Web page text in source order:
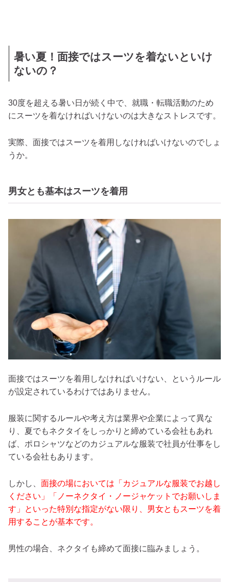
暑い夏！面接ではスーツを着ないといけ
ないの？
30度を超える暑い日が続く中で、就職・転職活動のため
にスーツを着なければいけないのは大きなストレスです。
実際、面接ではスーツを着用しなければいけないのでしょ
うか。
男女とも基本はスーツを着用
面接ではスーツを着用しなければいけない、というルール
が設定されているわけではありません。
服装に関するルールや考え方は業界や企業によって異な
り、夏でもネクタイをしっかりと締めている会社もあれ
ば、ポロシャツなどのカジュアルな服装で社員が仕事をし
ている会社もあります。
しかし、 面接の場においては「カジュアルな服装でお越し
ください」「ノーネクタイ・ノージャケットでお願いしま
す」といった特別な指定がない限り、男女ともスーツを着
用することが基本です。
男性の場合、ネクタイも締めて面接に臨みましょう。